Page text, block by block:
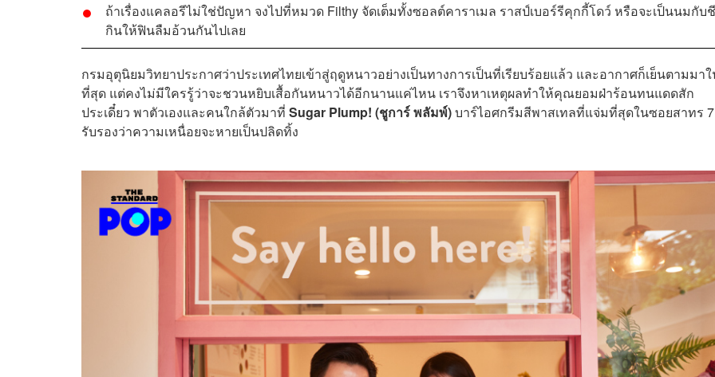
ถ้าเรื่องแคลอรีไม่ใช่ปัญหา จงไปที่หมวด Filthy จัดเต็มทั้งซอลต์คาราเมล ราสป์เบอร์รีคุกกี้โดว์ หรือจะเป็นนมกับ
กินให้ฟินลืมอ้วนกันไปเลย
กรมอุตุนิยมวิทยาประกาศว่าประเทศไทยเข้าสู่ฤดูหนาวอย่างเป็นทางการเป็นที่เรียบร้อยแล้ว และอากาศก็เย็นตามมา
ที่สุด แต่คงไม่มีใครรู้ว่าจะชวนหยิบเสื้อกันหนาวได้อีกนานแค่ไหน เราจึงหาเหตุผลทำให้คุณยอมฝ่าร้อนทนแดดสัก
ประเดี๋ยว พาตัวเองและคนใกล้ตัวมาที่ Sugar Plump! (ชูการ์ พลัมพ์)บาร์ไอศกรีมสีพาสเทลที่แจ่มที่สุดในซอยสาทร
รับรองว่าความเหนื่อยจะหายเป็นปลิดทิ้ง